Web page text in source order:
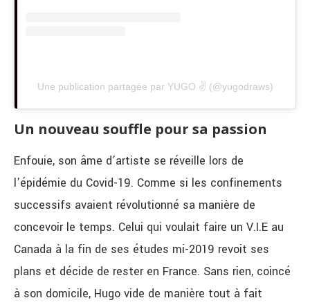
Une publication partagée par YUGO ✌️ (@yugodraws)
Un nouveau souffle pour sa passion
Enfouie, son âme d’artiste se réveille lors de
l’épidémie du Covid-19. Comme si les confinements
successifs avaient révolutionné sa manière de
concevoir le temps. Celui qui voulait faire un V.I.E au
Canada à la fin de ses études mi-2019 revoit ses
plans et décide de rester en France. Sans rien, coincé
à son domicile, Hugo vide de manière tout à fait